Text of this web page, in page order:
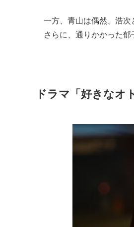
一方、青山は偶然、浩次
さらに、通りかかった
ドラマ「好きなオ